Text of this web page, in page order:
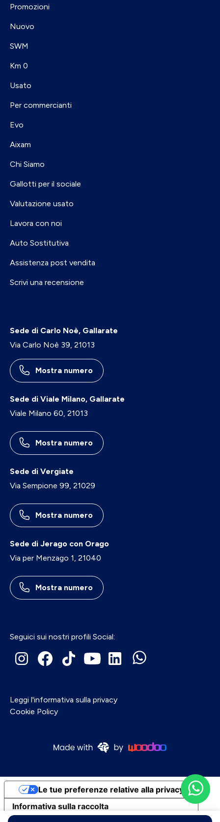
Promozioni
Nuovo
SWM
Km 0
Usato
Per commercianti
Evo
Aixam
Chi Siamo
Gallotti per il sociale
Valutazione usato
Lavora con noi
Auto Sostitutiva
Assistenza post vendita
Scrivi una recensione
Sede di Carlo Noè, Gallarate
Via Carlo Noè 39, 21013
Mostra numero
Sede di Viale Milano, Gallarate
Viale Milano 60, 21013
Mostra numero
Sede di Vergiate
Via Sempione 99, 21029
Mostra numero
Sede di Jerago con Orago
Via per Menzago 1, 21040
Mostra numero
Seguici sui nostri profili Social:
Leggi l'informativa sulla privacy
Cookie Policy
Informativa sulla raccolta
Le tue preferenze relative alla privacy